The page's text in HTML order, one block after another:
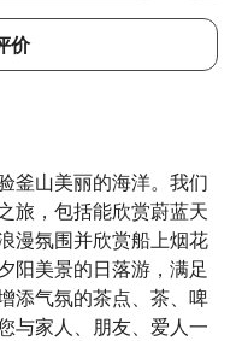
价
釜山美丽的海洋。我们
旅，包括能欣赏蔚蓝天
漫氛围并欣赏船上烟花
阳美景的日落游，满足
添气氛的茶点、茶、啤
与家人、朋友、爱人一